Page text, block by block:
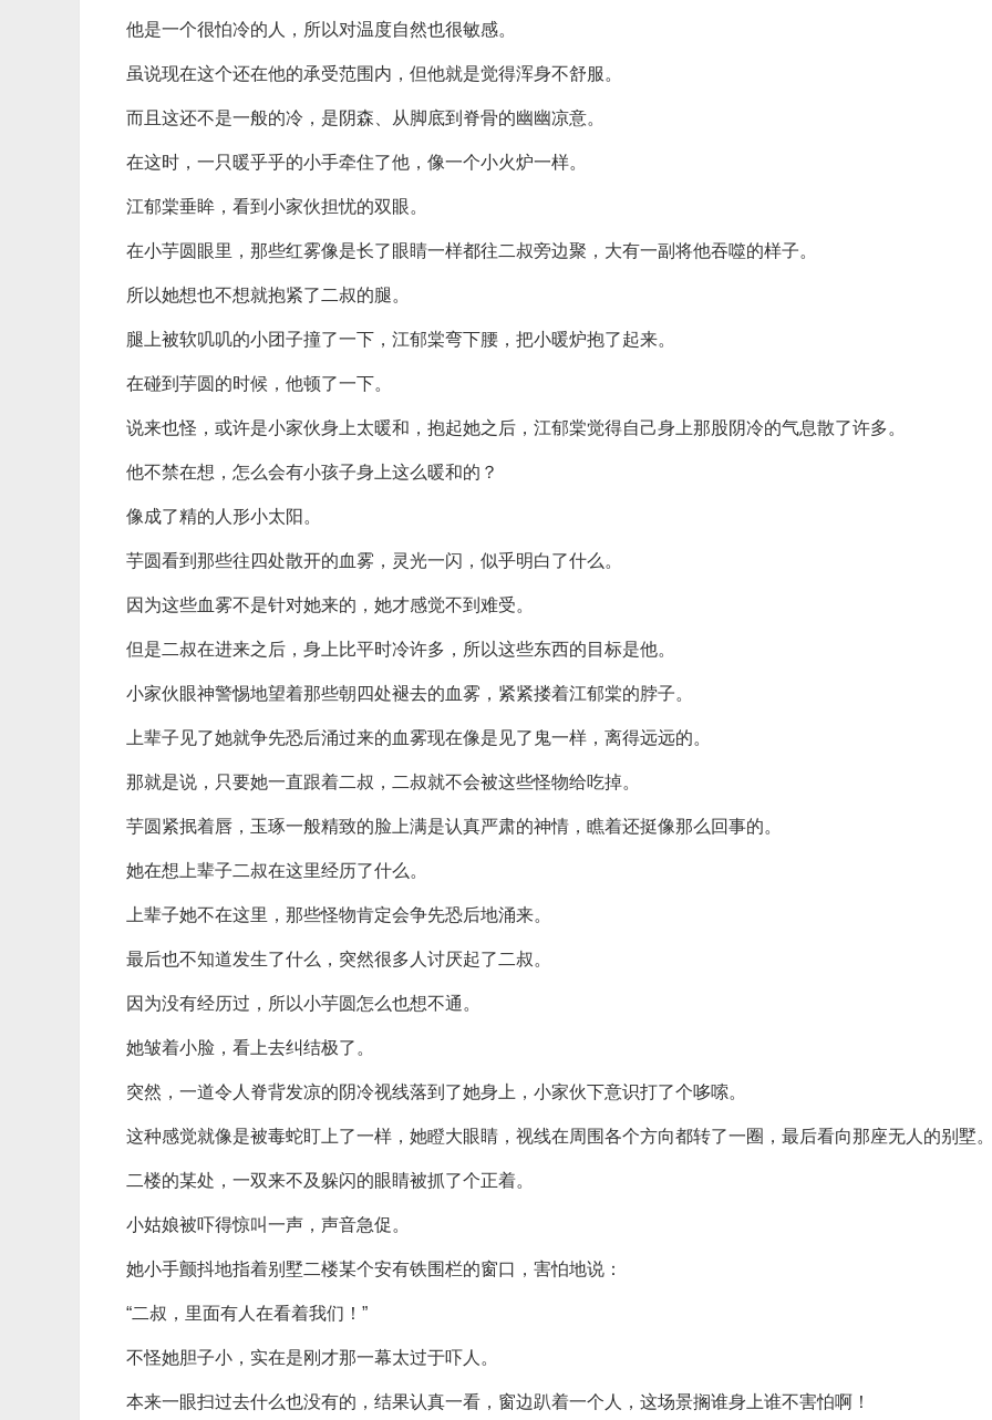
他是一个很怕冷的人，所以对温度自然也很敏感。
虽说现在这个还在他的承受范围内，但他就是觉得浑身不舒服。
而且这还不是一般的冷，是阴森、从脚底到脊骨的幽幽凉意。
在这时，一只暖乎乎的小手牵住了他，像一个小火炉一样。
江郁棠垂眸，看到小家伙担忧的双眼。
在小芋圆眼里，那些红雾像是长了眼睛一样都往二叔旁边聚，大有一副将他吞噬的样子。
所以她想也不想就抱紧了二叔的腿。
腿上被软叽叽的小团子撞了一下，江郁棠弯下腰，把小暖炉抱了起来。
在碰到芋圆的时候，他顿了一下。
说来也怪，或许是小家伙身上太暖和，抱起她之后，江郁棠觉得自己身上那股阴冷的气息散了许多。
他不禁在想，怎么会有小孩子身上这么暖和的？
像成了精的人形小太阳。
芋圆看到那些往四处散开的血雾，灵光一闪，似乎明白了什么。
因为这些血雾不是针对她来的，她才感觉不到难受。
但是二叔在进来之后，身上比平时冷许多，所以这些东西的目标是他。
小家伙眼神警惕地望着那些朝四处褪去的血雾，紧紧搂着江郁棠的脖子。
上辈子见了她就争先恐后涌过来的血雾现在像是见了鬼一样，离得远远的。
那就是说，只要她一直跟着二叔，二叔就不会被这些怪物给吃掉。
芋圆紧抿着唇，玉琢一般精致的脸上满是认真严肃的神情，瞧着还挺像那么回事的。
她在想上辈子二叔在这里经历了什么。
上辈子她不在这里，那些怪物肯定会争先恐后地涌来。
最后也不知道发生了什么，突然很多人讨厌起了二叔。
因为没有经历过，所以小芋圆怎么也想不通。
她皱着小脸，看上去纠结极了。
突然，一道令人脊背发凉的阴冷视线落到了她身上，小家伙下意识打了个哆嗦。
这种感觉就像是被毒蛇盯上了一样，她瞪大眼睛，视线在周围各个方向都转了一圈，最后看向那座无人的别墅
二楼的某处，一双来不及躲闪的眼睛被抓了个正着。
小姑娘被吓得惊叫一声，声音急促。
她小手颤抖地指着别墅二楼某个安有铁围栏的窗口，害怕地说：
“二叔，里面有人在看着我们！”
不怪她胆子小，实在是刚才那一幕太过于吓人。
本来一眼扫过去什么也没有的，结果认真一看，窗边趴着一个人，这场景搁谁身上谁不害怕啊！